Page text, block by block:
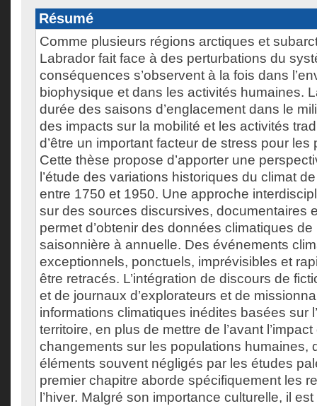
Résumé
Comme plusieurs régions arctiques et
Labrador fait face à des perturbations du
conséquences s’observent à la fois dans
biophysique et dans les activités humaines.
durée des saisons d’englacement dans le
des impacts sur la mobilité et les activités
d’être un important facteur de stress pour
Cette thèse propose d’apporter une
l’étude des variations historiques du climat
entre 1750 et 1950. Une approche
sur des sources discursives, documentaires
permet d’obtenir des données climatiques
saisonnière à annuelle. Des événements
exceptionnels, ponctuels, imprévisibles et
être retracés. L’intégration de discours de
et de journaux d’explorateurs et de
informations climatiques inédites basées sur
territoire, en plus de mettre de l’avant
changements sur les populations humaines,
éléments souvent négligés par les études
premier chapitre aborde spécifiquement les
l’hiver. Malgré son importance culturelle, il